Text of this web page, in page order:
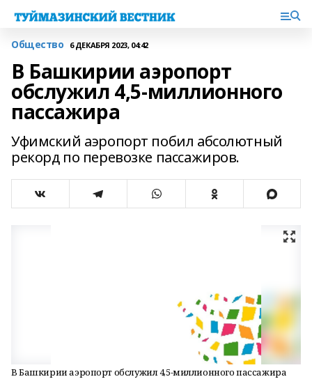
Общество 6 ДЕКАБРЯ 2023, 04:42
В Башкирии аэропорт
обслужил 4,5-миллионного
пассажира
Уфимский аэропорт побил абсолютный
рекорд по перевозке пассажиров.
В Башкирии аэропорт обслужил 4,5-миллионного пассажира